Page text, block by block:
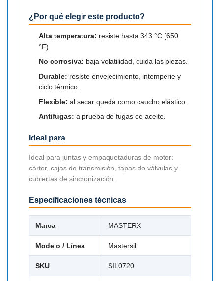
¿Por qué elegir este producto?
Alta temperatura: resiste hasta 343 °C (650
°F).
No corrosiva: baja volatilidad, cuida las piezas.
Durable: resiste envejecimiento, intemperie y
ciclo térmico.
Flexible: al secar queda como caucho elástico.
Antifugas: a prueba de fugas de aceite.
Ideal para
Ideal para juntas y empaquetaduras de motor:
cárter, cajas de transmisión, tapas de válvulas y
cubiertas de sincronización.
Especificaciones técnicas
Marca MASTERX
Modelo / Línea Mastersil
SKU SIL0720